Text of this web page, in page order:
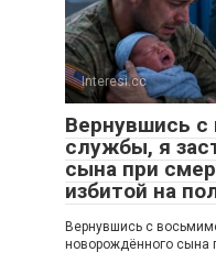
Interesi.cc
Вернувшись
службы, я
сына при
избитой на
Вернувшись с
новорождённого сына